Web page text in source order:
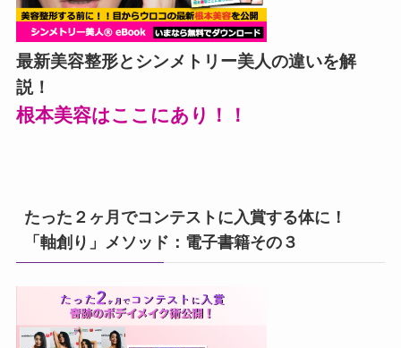
最新美容整形とシンメトリー美人の違いを解
説！
根本美容はここにあり！！
たった２ヶ月でコンテストに入賞する体に！
「軸創り」メソッド：電子書籍その３